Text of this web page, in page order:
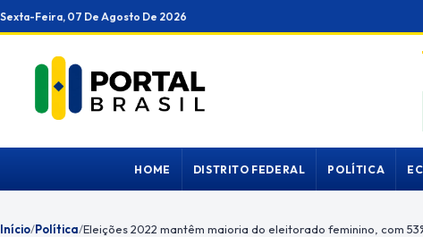
Ir
para
conteúdo
Sexta-Feira, 07 De Agosto De 2026
HOME DISTRITO FEDERAL POLÍTICA
Início/Política/Eleições 2022 mantêm maioria do eleitorado feminino, com